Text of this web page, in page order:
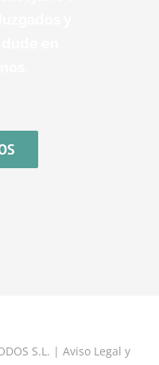
S.L. | Aviso Legal y